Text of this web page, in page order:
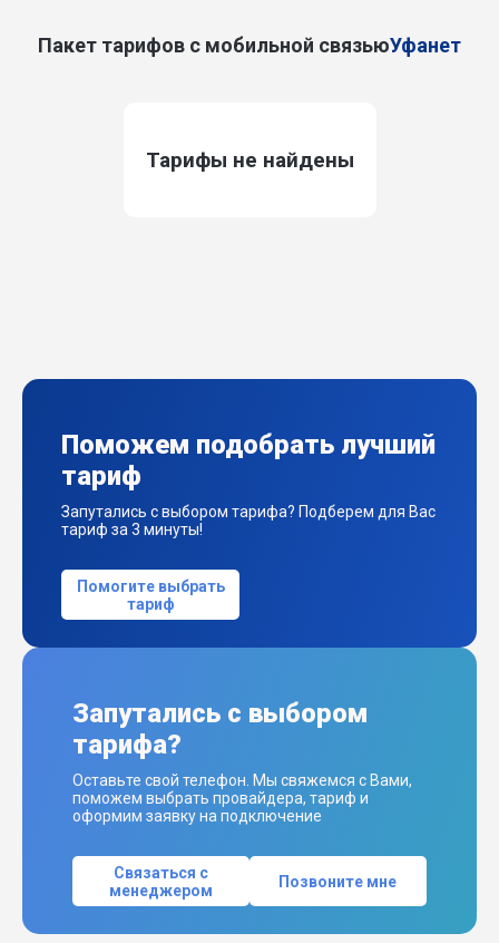
Пакет тарифов с мобильной связьюУфанет
Тарифы не найдены
Поможем подобрать лучший
тариф
Запутались с выбором тарифа? Подберем для Вас
тариф за 3 минуты!
Помогите выбрать
тариф
Запутались с выбором
тарифа?
Оставьте свой телефон. Мы свяжемся с Вами,
поможем выбрать провайдера, тариф и
оформим заявку на подключение
Связаться с
менеджером
Позвоните мне